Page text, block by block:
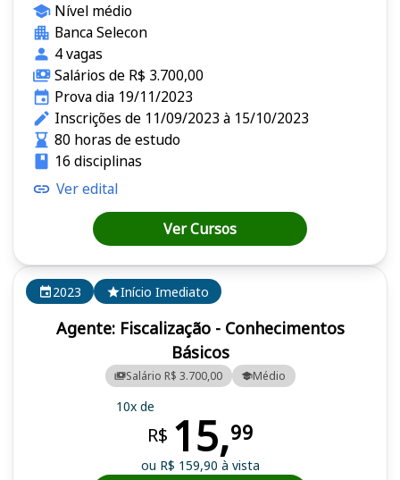
2023 Início Imediato
Agente: Fiscalização - Conhecimentos
Básicos
Salário R$ 3.700,00 Médio
10x de
R$ 15,99
ou R$ 159,90 à vista
Nível médio
Banca Selecon
4 vagas
Salários de R$ 3.700,00
Prova dia 19/11/2023
Inscrições de 11/09/2023 à 15/10/2023
80 horas de estudo
16 disciplinas
Ver edital
Ver Cursos